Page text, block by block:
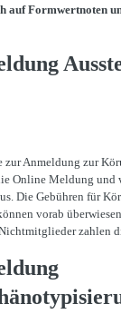
auf Formwertnoten
zur Anmeldung zur
Online Meldung und
Die Gebühren für
vorab
zahlen